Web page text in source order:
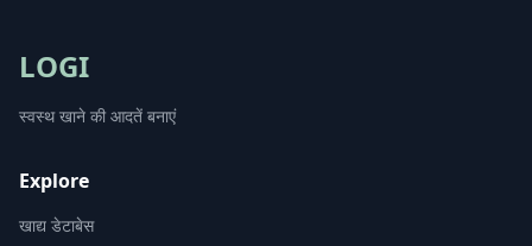
LOGI
स्वस्थ खाने की आदतें बनाएं
Explore
खाद्य डेटाबेस